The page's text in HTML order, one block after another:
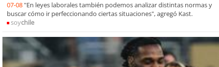
07-08 "En leyes laborales también podemos analizar distintas normas y
buscar cómo ir perfeccionando ciertas situaciones", agregó Kast.
soychile